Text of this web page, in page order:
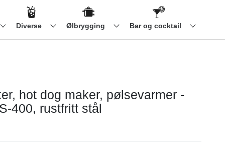
Diverse Ølbrygging Bar og cocktail
hot dog maker, pølsevarmer -
400, rustfritt stål